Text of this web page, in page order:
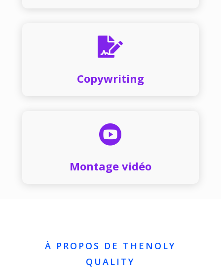

Copywriting

Montage vidéo
À PROPOS DE THENOLY
QUALITY